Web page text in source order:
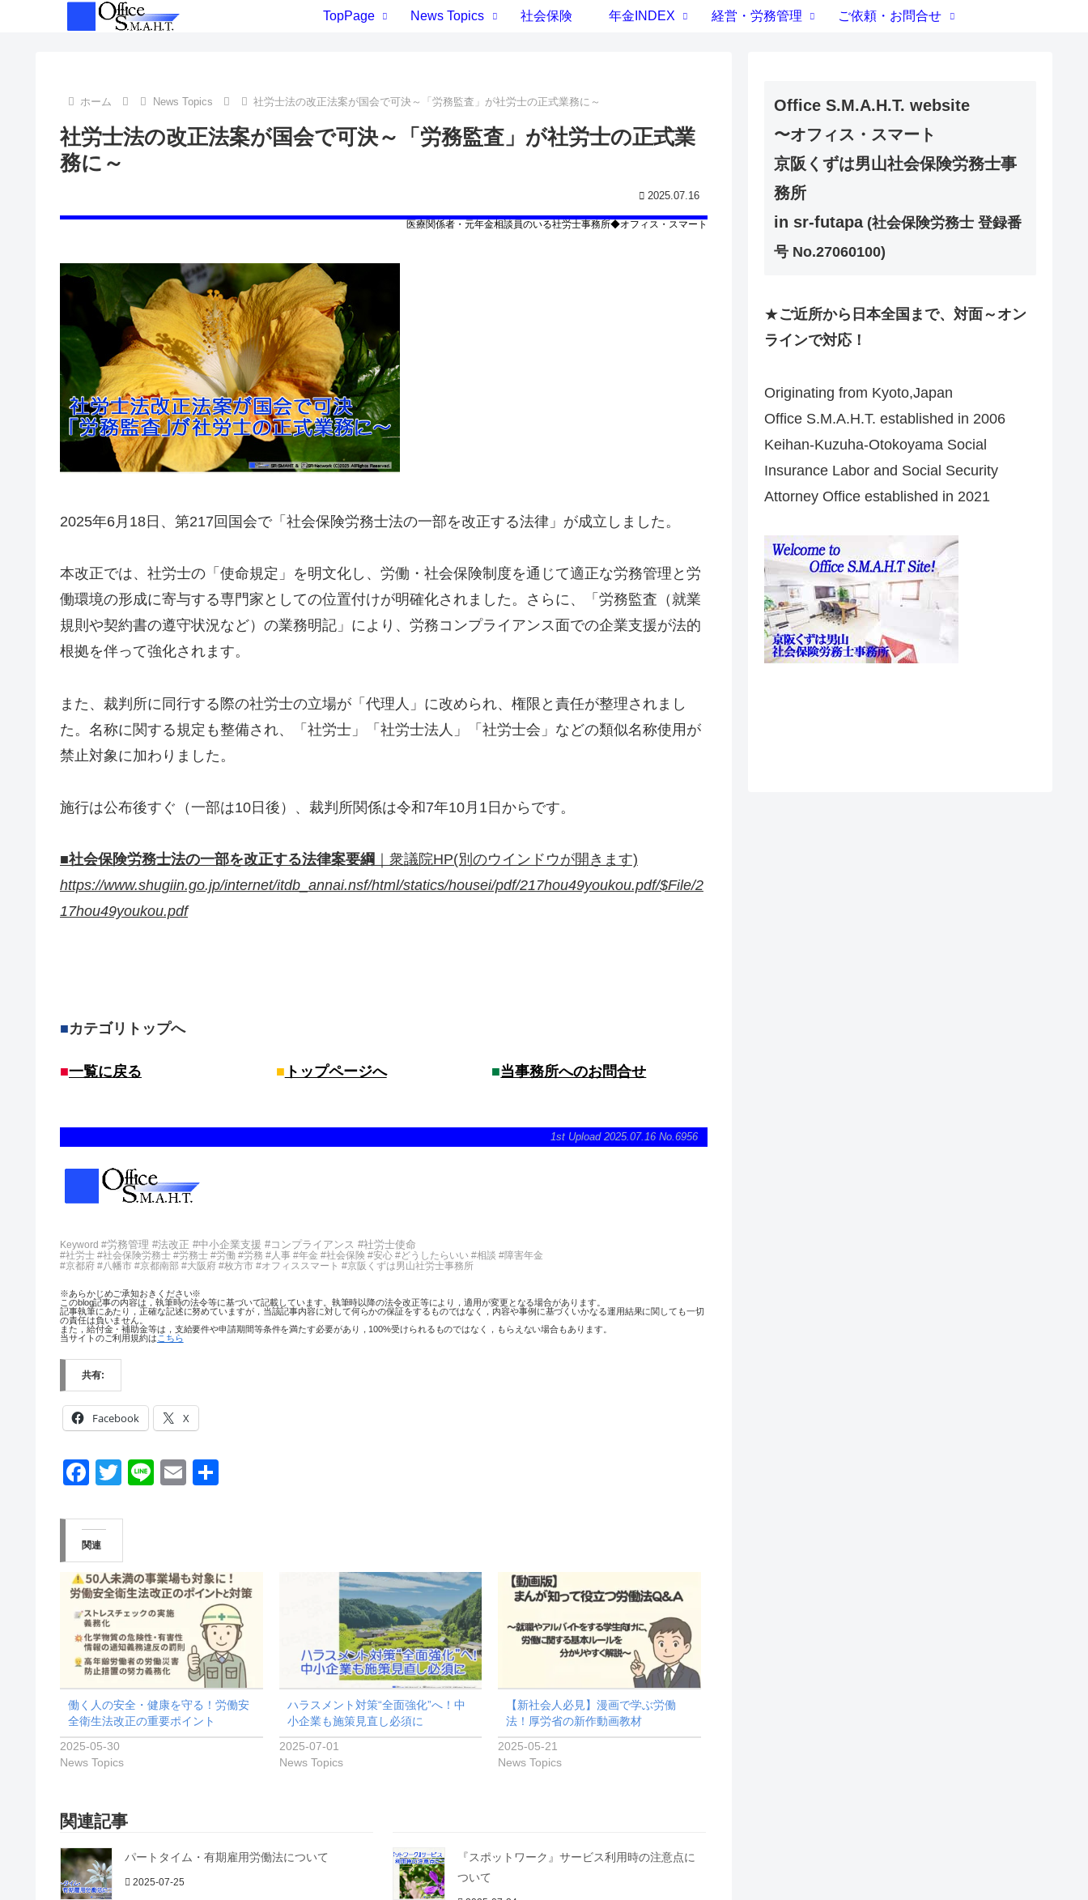
TopPage News Topics 社会保険 年金INDEX 経営・労務管理 ご依頼・お問合せ
ホーム News Topics 社労士法の改正法案が国会で可決～「労務監査」が社労士の正式業務に～
社労士法の改正法案が国会で可決～「労務監査」が社労士の正式業
務に～
2025.07.16
医療関係者・ 元年金相談員のいる社労士事務所◆オフィス・スマート
2025年6月18日、第217回国会で「社会保険労務士法の一部を改正する法律」が成立しました。
本改正では、社労士の「使命規定」を明文化し、労働・社会保険制度を通じて適正な労務管理と労
働環境の形成に寄与する専門家としての位置付けが明確化されました。さらに、「労務監査（就業
規則や契約書の遵守状況など）の業務明記」により、労務コンプライアンス面での企業支援が法的
根拠を伴って強化されます。
また、裁判所に同行する際の社労士の立場が「代理人」に改められ、権限と責任が整理されまし
た。名称に関する規定も整備され、「社労士」「社労士法人」「社労士会」などの類似名称使用が
禁止対象に加わりました。
施行は公布後すぐ（一部は10日後）、裁判所関係は令和7年10月1日からです。
■社会保険労務士法の一部を改正する法律案要綱 ｜衆議院HP(別のウインドウが開きます)
https://www.shugiin.go.jp/internet/itdb_annai.nsf/html/statics/housei/pdf/217hou49youkou.pdf/$File/2
17hou49youkou.pdf
■カテゴリトップへ
■一覧に戻る ■ トップページへ ■当事務所へのお問合せ
1st Upload 2025.07.16 No.6956
Keyword #労務管理 #法改正 #中小企業支援 #コンプライアンス #社労士使命
#社労士 #社会保険労務士 #労務士 #労働 #労務 #人事 #年金 #社会保険 #安心 #どうしたらいい #相談 #障害年金
#京都府 #八幡市 #京都南部 #大阪府 #枚方市 #オフィススマート #京阪くずは男山社労士事務所
※あらかじめご承知おきください※
このblog記事の内容は，執筆時の法令等に基づいて記載しています。執筆時以降の法令改正等により，適用が変更となる場合があります。
記事執筆にあたり，正確な記述に努めていますが，当該記事内容に対して何らかの保証をするものではなく，内容や事例に基づくいかなる運用結果に関しても一切
の責任は負いません。
また，給付金・補助金等は，支給要件や申請期間等条件を満たす必要があり，100%受けられるものではなく，もらえない場合もあります。
当サイトのご利用規約はこちら
共有:
Facebook X
F
c
e
b
o
o
k
T
tt
Li
E
関連
働く人の安全・健康を守る！労働安
全衛生法改正の重要ポイント
2025-05-30
News Topics
ハラスメント対策“全面強化”へ！中
小企業も施策見直し必須に
2025-07-01
News Topics
【新社会人必見】漫画で学ぶ労働
法！厚労省の新作動画教材
2025-05-21
News Topics
関連記事
パートタイム・有期雇用労働法について
2025-07-25
『スポットワーク』サービス利用時の注意点に
ついて
Office S.M.A.H.T. website
〜オフィス・スマート
京阪くずは男山社会保険労務士事
務所
in sr-futapa(社会保険労務士 登録番
号 No.27060100)
★ご近所から日本全国まで、対面～オン
ラインで対応！
Originating from Kyoto,Japan
Office S.M.A.H.T. established in 2006
Keihan-Kuzuha-Otokoyama Social
Insurance Labor and Social Security
Attorney Office established in 2021